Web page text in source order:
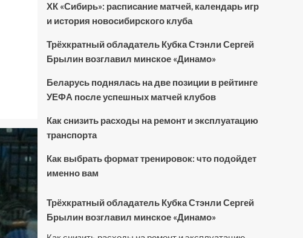
ХК «Сибирь»: расписание матчей, календарь игр
и история новосибирского клуба
Трёхкратный обладатель Кубка Стэнли Сергей
Брылин возглавил минское «Динамо»
Беларусь поднялась на две позиции в рейтинге
УЕФА после успешных матчей клубов
Как снизить расходы на ремонт и эксплуатацию
транспорта
Как выбрать формат тренировок: что подойдет
именно вам
Трёхкратный обладатель Кубка Стэнли Сергей
Брылин возглавил минское «Динамо»